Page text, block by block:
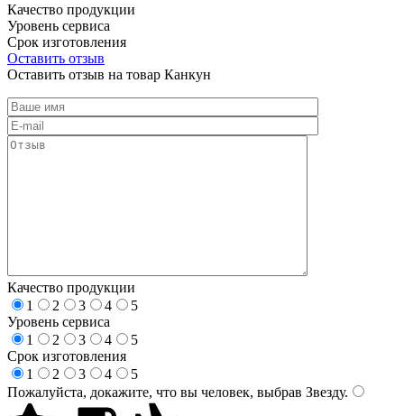
Качество продукции
Уровень сервиса
Срок изготовления
Оставить отзыв
Оставить отзыв на товар Канкун
Качество продукции
1
2 3 4
5
Уровень сервиса
1
2 3 4
5
Срок изготовления
1
2 3 4
5
Пожалуйста, докажите, что вы человек, выбрав Звезду.